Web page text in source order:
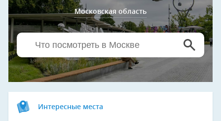
Московская область
Интересные места